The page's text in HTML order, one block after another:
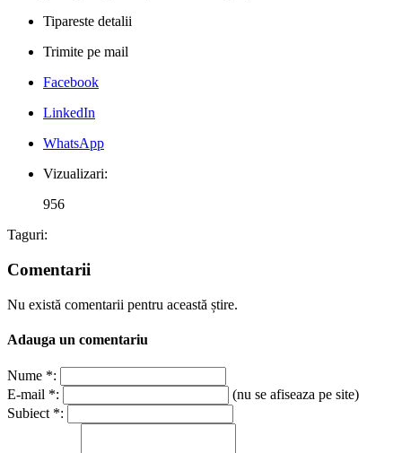
Tipareste detalii
Trimite pe mail
Facebook
LinkedIn
WhatsApp
Vizualizari:
956
Taguri:
Comentarii
Nu există comentarii pentru această știre.
Adauga un comentariu
Nume *:
E-mail *:
(nu se afiseaza pe site)
Subiect *: